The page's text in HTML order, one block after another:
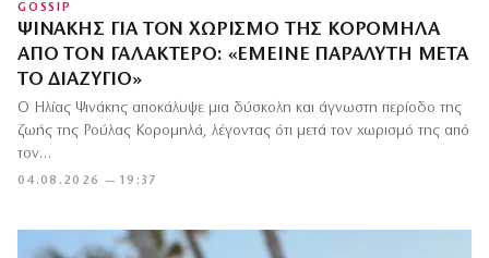
GOSSIP
ΨΙΝΆΚΗΣ ΓΙΑ ΤΟΝ ΧΩΡΙΣΜΌ ΤΗΣ ΚΟΡΟΜΗΛΆ
ΑΠΌ ΤΟΝ ΓΑΛΑΚΤΕΡΌ: «ΈΜΕΙΝΕ ΠΑΡΆΛΥΤΗ ΜΕΤΆ
ΤΟ ΔΙΑΖΎΓΙΟ»
04.08.2026 — 19:37
Ο Ηλίας Ψινάκης αποκάλυψε μια δύσκολη και άγνωστη περίοδο της
ζωής της Ρούλας Κορομηλά, λέγοντας ότι μετά τον χωρισμό της από
τον…